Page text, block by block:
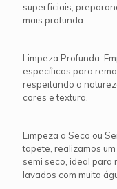
superficiais,
mais profunda.
Limpeza Profunda:
específicos para
respeitando a
cores e textura.
Limpeza a Seco ou
tapete, realizamos
semi seco, ideal para
lavados com muita